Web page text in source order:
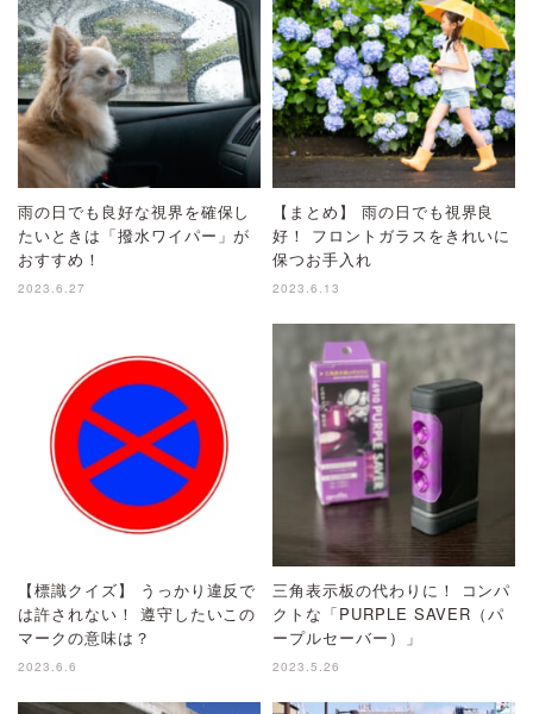
雨の日でも良好な視界を確保し
たいときは「撥水ワイパー」が
おすすめ！
2023.6.27
【まとめ】 雨の日でも視界良
好！ フロントガラスをきれいに
保つお手入れ
2023.6.13
【標識クイズ】 うっかり違反で
は許されない！ 遵守したいこの
マークの意味は？
2023.6.6
三角表示板の代わりに！ コンパ
クトな「PURPLE SAVER（パ
ープルセーバー）」
2023.5.26